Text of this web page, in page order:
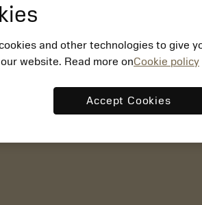
and other technologies to give
website. Read more onCookie policy
Accept Cookies